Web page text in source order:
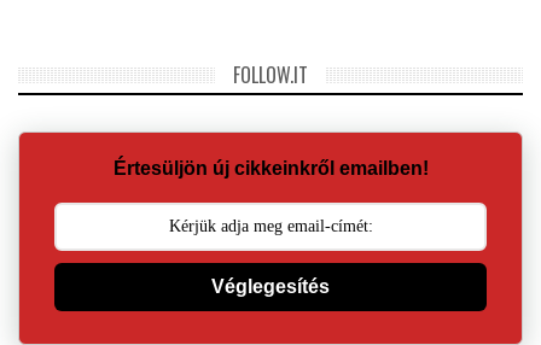
FOLLOW.IT
Értesüljön új cikkeinkről emailben!
Véglegesítés